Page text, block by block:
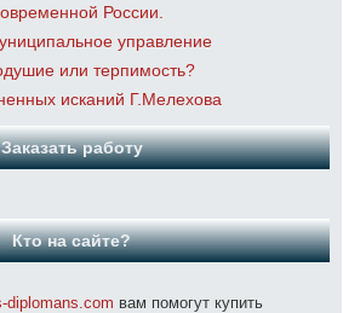
России.
управление
или терпимость?
исканий Г.Мелехова
Заказать работу
Кто на сайте?
diplomans.com вам помогут купить